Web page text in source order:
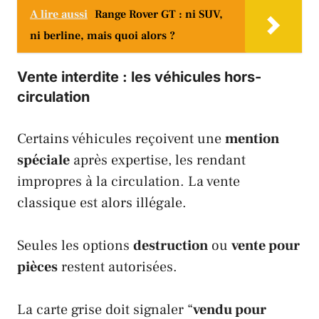
A lire aussi Range Rover GT : ni SUV,
ni berline, mais quoi alors ?
Vente interdite : les véhicules hors-
circulation
Certains véhicules reçoivent unemention
spéciale après expertise, les rendant
impropres à la circulation. La vente
classique est alors illégale.
Seules les options destruction ou vente pour
piècesrestent autorisées.
La carte grise doit signaler “vendu pour